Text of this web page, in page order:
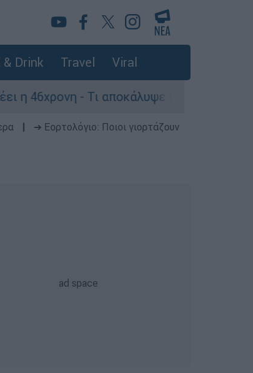
& Drink Travel Viral
Τι αποκάλυψε στους αστυνομικούς
➔ Εορτολόγιο: Ποιοι γιορτάζουν